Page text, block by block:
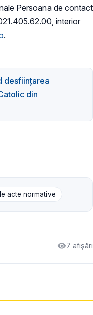
Persoana de contact
interior
.
desființarea
din
acte normative
7 afișări